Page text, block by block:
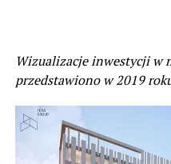
Wizualizacje inwestycji w
przedstawiono w 2019